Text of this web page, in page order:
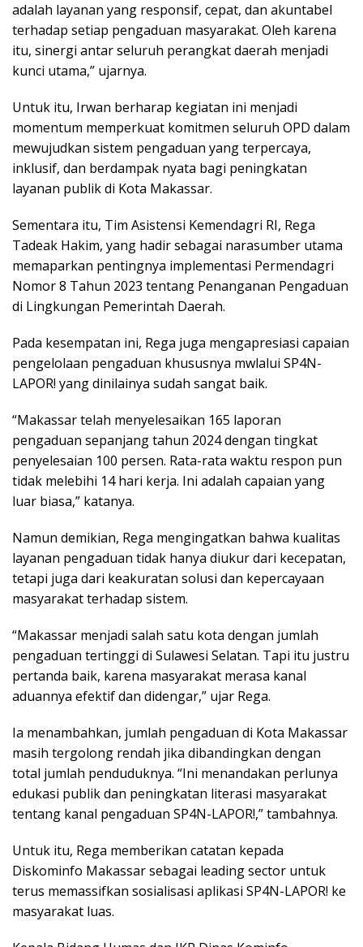
adalah layanan yang responsif, cepat, dan akuntabel
terhadap setiap pengaduan masyarakat. Oleh karena
itu, sinergi antar seluruh perangkat daerah menjadi
kunci utama,” ujarnya.
Untuk itu, Irwan berharap kegiatan ini menjadi
momentum memperkuat komitmen seluruh OPD dalam
mewujudkan sistem pengaduan yang terpercaya,
inklusif, dan berdampak nyata bagi peningkatan
layanan publik di Kota Makassar.
Sementara itu, Tim Asistensi Kemendagri RI, Rega
Tadeak Hakim, yang hadir sebagai narasumber utama
memaparkan pentingnya implementasi Permendagri
Nomor 8 Tahun 2023 tentang Penanganan Pengaduan
di Lingkungan Pemerintah Daerah.
Pada kesempatan ini, Rega juga mengapresiasi capaian
pengelolaan pengaduan khususnya mwlalui SP4N-
LAPOR! yang dinilainya sudah sangat baik.
“Makassar telah menyelesaikan 165 laporan
pengaduan sepanjang tahun 2024 dengan tingkat
penyelesaian 100 persen. Rata-rata waktu respon pun
tidak melebihi 14 hari kerja. Ini adalah capaian yang
luar biasa,” katanya.
Namun demikian, Rega mengingatkan bahwa kualitas
layanan pengaduan tidak hanya diukur dari kecepatan,
tetapi juga dari keakuratan solusi dan kepercayaan
masyarakat terhadap sistem.
“Makassar menjadi salah satu kota dengan jumlah
pengaduan tertinggi di Sulawesi Selatan. Tapi itu justru
pertanda baik, karena masyarakat merasa kanal
aduannya efektif dan didengar,” ujar Rega.
Ia menambahkan, jumlah pengaduan di Kota Makassar
masih tergolong rendah jika dibandingkan dengan
total jumlah penduduknya. “Ini menandakan perlunya
edukasi publik dan peningkatan literasi masyarakat
tentang kanal pengaduan SP4N-LAPOR!,” tambahnya.
Untuk itu, Rega memberikan catatan kepada
Diskominfo Makassar sebagai leading sector untuk
terus memassifkan sosialisasi aplikasi SP4N-LAPOR! ke
masyarakat luas.